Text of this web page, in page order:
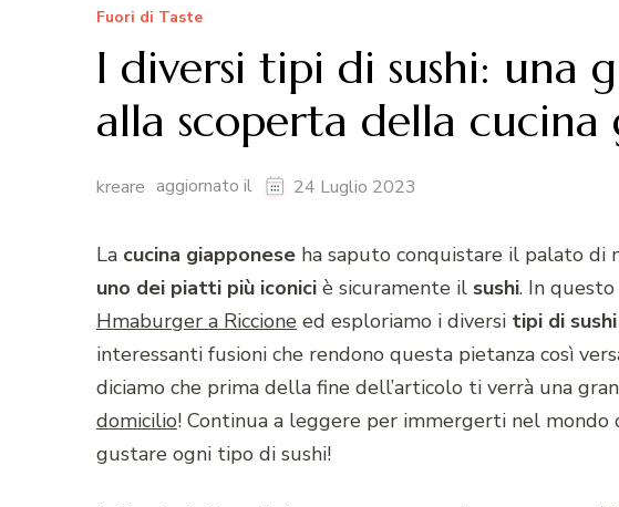
Fuori di Taste
I diversi tipi di sushi: una
alla scoperta della cucina
kreare aggiornato il 24 Luglio 2023
La cucina giapponese ha saputo conquistare il palato
uno dei piatti più iconici è sicuramente il sushi. In
Hmaburger a Riccione ed esploriamo i diversi tipi di
interessanti fusioni che rendono questa pietanza così
diciamo che prima della fine dell’articolo ti verrà una
domicilio! Continua a leggere per immergerti nel mondo
gustare ogni tipo di sushi!